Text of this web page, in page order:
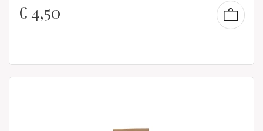
€4,50